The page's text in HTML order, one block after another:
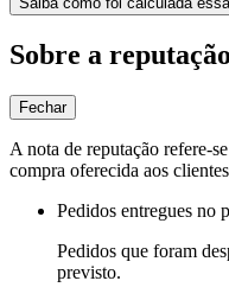
Sobre a
Fechar
A nota de reputação refere-
compra oferecida aos
Pedidos entregues no
Pedidos que foram
previsto.